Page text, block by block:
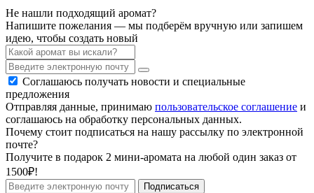
Не нашли подходящий аромат?
Напишите пожелания — мы подберём вручную или запишем
идею, чтобы создать новый
Соглашаюсь получать новости и специальные
предложения
Отправляя данные, принимаю пользовательское соглашение и
соглашаюсь на обработку персональных данных.
Почему стоит подписаться на нашу рассылку по электронной
почте?
Получите в подарок 2 мини-аромата на любой один заказ от
1500₽!
Подписаться